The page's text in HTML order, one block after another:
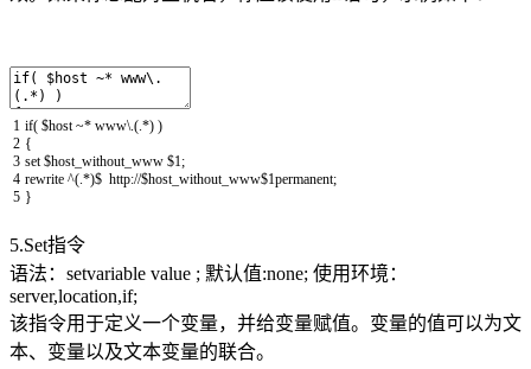
1
2
3
4
5
if( $host ~* www\.(.*) )
{
set $host_without_www $1;
rewrite ^(.*)$ http://$host_without_www$1permanent;
}
5.Set指令
语法：setvariable value ; 默认值:none; 使用环境：
server,location,if;
该指令用于定义一个变量，并给变量赋值。变量的值可以为文
本、变量以及文本变量的联合。